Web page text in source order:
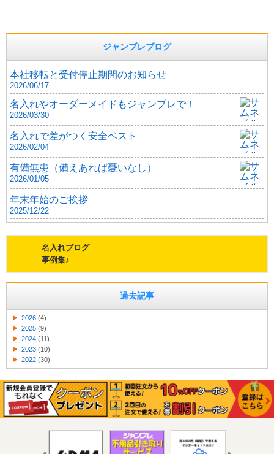
ジャンブレブログ
本社移転と受付停止期間のお知らせ
2026/06/17
名入れやオーダーメイドもジャンブレで！
2026/03/30
名入れで差がつく安全ベスト
2026/02/04
有備無患（備えあれば憂いなし）
2026/01/05
年末年始のご挨拶
2025/12/22
名入れブログ
事例集♪
過去記事
2026 (4)
2025 (9)
2024 (11)
2023 (10)
2022 (30)